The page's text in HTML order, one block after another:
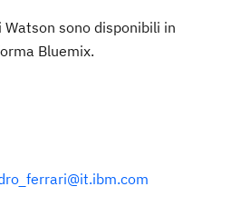
sono disponibili in
Bluemix.